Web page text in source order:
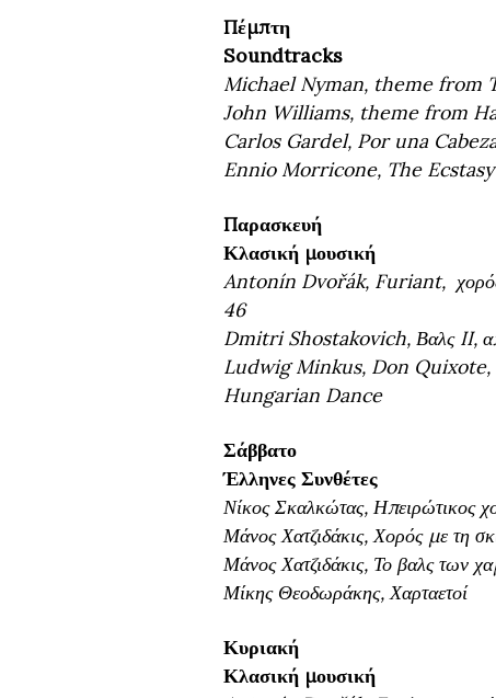
Πέμπτη
Soundtracks
Michael Nyman, theme from
John Williams, theme from
Carlos Gardel, Por una
Ennio Morricone, The
Παρασκευή
Κλασική μουσική
Antonín Dvořák, Furiant, χορός
46
Dmitri Shostakovich, Βαλς II,
Ludwig Minkus, Don
Hungarian Dance
Σάββατο
Έλληνες Συνθέτες
Νίκος Σκαλκώτας, Ηπειρώτικος
Μάνος Χατζιδάκις, Χορός με τη
Μάνος Χατζιδάκις, Το βαλς των
Μίκης Θεοδωράκης, Χαρταετοί
Κυριακή
Κλασική μουσική